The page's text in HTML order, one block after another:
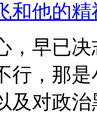
和他的
，早已
行，那
及对政